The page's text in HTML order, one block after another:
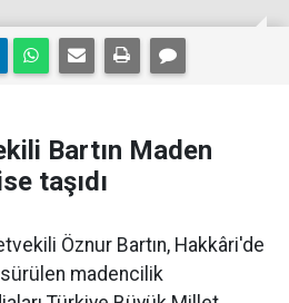
Bartın Maden
taşıdı
Öznur Bartın, Hakkâri'de
sürülen madencilik